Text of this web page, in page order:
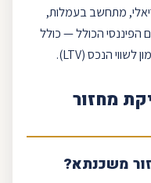
מתחשב בעמלות,
הפיננסי הכולל — כולל
לשווי הנכס (LTV
).
מחזור
משכנתא?